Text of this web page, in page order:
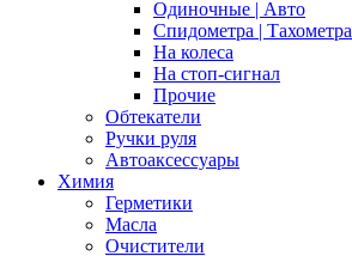
Одиночные | Авто
Спидометра | Тахометра
На колеса
На стоп-сигнал
Прочие
Обтекатели
Ручки руля
Автоаксессуары
Химия
Герметики
Масла
Очистители